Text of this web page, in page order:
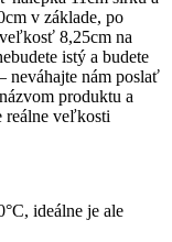
v základe, po
8,25cm na
istý a budete
neváhajte nám poslať
produktu a
reálne veľkosti
ideálne je ale